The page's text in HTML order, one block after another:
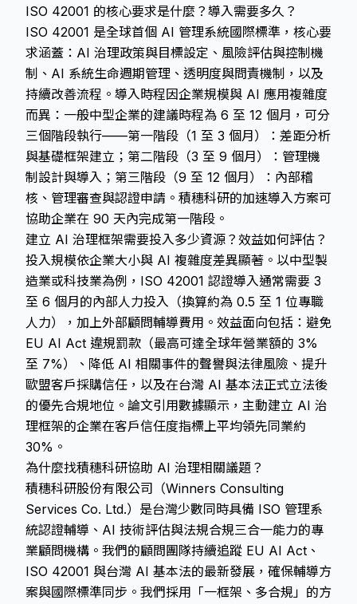
ISO 42001 的核心要求是什麼？導入需要多久？
ISO 42001 是全球首個 AI 管理系統國際標準，核心要
求涵蓋：AI 治理政策與目標設定、風險評估與控制機
制、AI 系統生命週期管理、透明度與問責機制，以及
持續改善流程。導入時程因企業規模與 AI 應用複雜度
而異：一般中型企業的建議時程為 6 至 12 個月，可分
三個階段執行——第一階段（1 至 3 個月）：差距分析
與基礎框架建立；第二階段（3 至 9 個月）：管理機
制設計與導入；第三階段（9 至 12 個月）：內部稽
核、管理審查與認證申請。積穗科研的加速導入方案可
協助企業在 90 天內完成第一階段。
建立 AI 治理框架需要投入多少資源？效益如何評估？
投入規模依企業大小與 AI 複雜度差異顯著。以中型製
造業或科技業為例，ISO 42001 認證導入通常需要 3
至 6 個月的內部人力投入（換算約為 0.5 至 1 位專職
人力），加上外部顧問輔導費用。效益面向包括：避免
EU AI Act 違規罰款（最高可達全球年營業額的 3%
至 7%）、降低 AI 相關事件的聲譽與法律風險、提升
歐盟客戶採購信任，以及在台灣 AI 基本法正式立法後
的優先合規地位。論文引用數據顯示，主動建立 AI 治
理框架的企業在客戶信任度指標上平均領先同業約
30%。
為什麼找積穗科研協助 AI 治理相關議題？
積穗科研股份有限公司（Winners Consulting
Services Co. Ltd.）是台灣少數同時具備 ISO 管理系
統認證輔導、AI 技術評估與法規合規三合一能力的專
業顧問機構。我們的顧問團隊持續追蹤 EU AI Act、
ISO 42001 與台灣 AI 基本法的最新發展，確保輔導方
案與國際標準同步。我們採用「一框架、多合規」的方